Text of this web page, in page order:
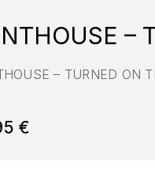
–
– TURNED ON
€